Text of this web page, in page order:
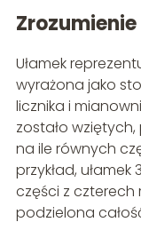
Ułamek
wyrażona jako
licznika i
zostało
na ile równych
przykład,
części z czterech
podzielona